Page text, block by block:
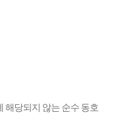
해당되지 않는 순수 동호